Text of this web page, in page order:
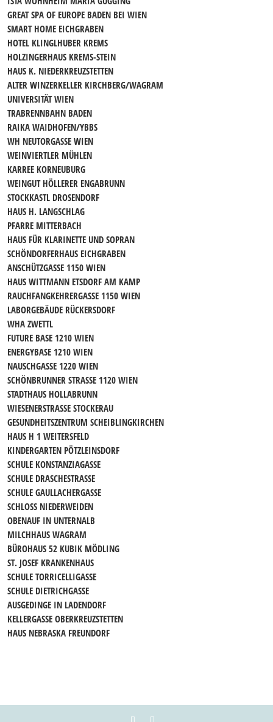
GREAT SPA OF EUROPE BADEN BEI WIEN
SMART HOME EICHGRABEN
HOTEL KLINGLHUBER KREMS
HOLZINGERHAUS KREMS-STEIN
HAUS K. NIEDERKREUZSTETTEN
ALTER WINZERKELLER KIRCHBERG/WAGRAM
UNIVERSITÄT WIEN
TRABRENNBAHN BADEN
RAIKA WAIDHOFEN/YBBS
WH NEUTORGASSE WIEN
WEINVIERTLER MÜHLEN
KARREE KORNEUBURG
WEINGUT HÖLLERER ENGABRUNN
STOCKKASTL DROSENDORF
HAUS H. LANGSCHLAG
PFARRE MITTERBACH
HAUS FÜR KLARINETTE UND SOPRAN
SCHÖNDORFERHAUS EICHGRABEN
ANSCHÜTZGASSE 1150 WIEN
HAUS WITTMANN ETSDORF AM KAMP
RAUCHFANGKEHRERGASSE 1150 WIEN
LABORGEBÄUDE RÜCKERSDORF
WHA ZWETTL
FUTURE BASE 1210 WIEN
ENERGYBASE 1210 WIEN
NAUSCHGASSE 1220 WIEN
SCHÖNBRUNNER STRASSE 1120 WIEN
STADTHAUS HOLLABRUNN
WIESENERSTRASSE STOCKERAU
GESUNDHEITSZENTRUM SCHEIBLINGKIRCHEN
HAUS H 1 WEITERSFELD
KINDERGARTEN PÖTZLEINSDORF
SCHULE KONSTANZIAGASSE
SCHULE DRASCHESTRASSE
SCHULE GAULLACHERGASSE
SCHLOSS NIEDERWEIDEN
OBENAUF IN UNTERNALB
MILCHHAUS WAGRAM
BÜROHAUS 52 KUBIK MÖDLING
ST. JOSEF KRANKENHAUS
SCHULE TORRICELLIGASSE
SCHULE DIETRICHGASSE
AUSGEDINGE IN LADENDORF
KELLERGASSE OBERKREUZSTETTEN
HAUS NEBRASKA FREUNDORF